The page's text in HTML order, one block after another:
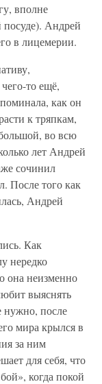
вполне
Андрей
в лицемерии.
то ещё,
как он
к тряпкам,
во всю
лет Андрей
сочинил
После того как
Андрей
Как
нередко
она неизменно
выяснять
нужно, после
мира крылся в
за ним
для себя, что
когда покой